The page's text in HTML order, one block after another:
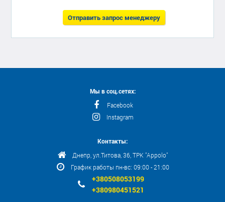
Отправить запрос менеджеру
Мы в соц.сетях:
Facebook
Instagram
Контакты:
Днепр, ул.Титова, 36, ТРК "Appolo"
График работы пн-вс: 09:00 - 21:00
+380508053199
+380980451521